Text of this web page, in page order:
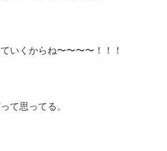
いくからね〜〜〜〜！！！
て思ってる。